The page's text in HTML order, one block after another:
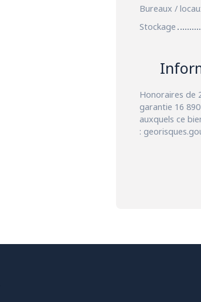
Bureaux /
Stockage
Honoraires de
garantie 16
auxquels ce
: